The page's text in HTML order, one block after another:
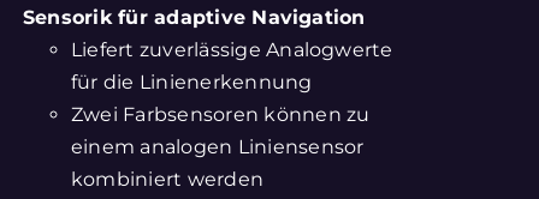
Sensorik für adaptive Navigation
Liefert zuverlässige Analogwerte
für die Linienerkennung
Zwei Farbsensoren können zu
einem analogen Liniensensor
kombiniert werden